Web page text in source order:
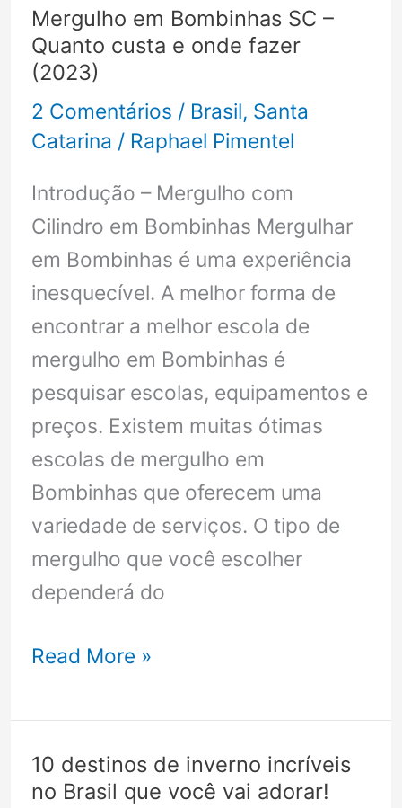
e
Relaxar
Mergulho em Bombinhas SC –
Quanto custa e onde fazer
(2023)
2 Comentários / Brasil, Santa
Catarina / Raphael Pimentel
Introdução – Mergulho com
Cilindro em Bombinhas Mergulhar
em Bombinhas é uma experiência
inesquecível. A melhor forma de
encontrar a melhor escola de
mergulho em Bombinhas é
pesquisar escolas, equipamentos e
preços. Existem muitas ótimas
escolas de mergulho em
Bombinhas que oferecem uma
variedade de serviços. O tipo de
mergulho que você escolher
dependerá do
Mergulho
Bombinhas
SC
–
Read More »
10 destinos de inverno incríveis
no Brasil que você vai adorar!